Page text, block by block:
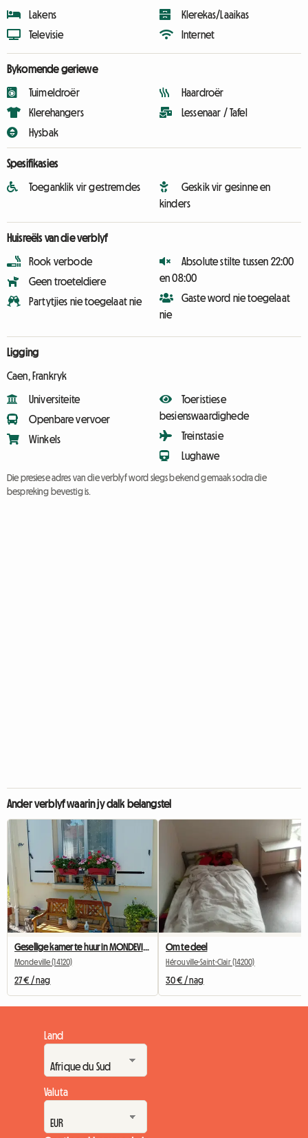
Lakens
Televisie
Klerekas/Laaikas
Internet
Bykomende geriewe
Tuimeldroër
Klerehangers
Hysbak
Haardroër
Lessenaar / Tafel
Spesifikasies
Toeganklik vir gestremdes
Geskik vir gesinne en
kinders
Huisreëls van die verblyf
Rook verbode
Geen troeteldiere
Partytjies nie toegelaat nie
Absolute stilte tussen 22:00
en 08:00
Gaste word nie toegelaat
nie
Ligging
Caen, Frankryk
Universiteite
Openbare vervoer
Winkels
Toeristiese
besienswaardighede
Treinstasie
Lughawe
Die presiese adres van die verblyf word slegs bekend gemaak sodra die
bespreking bevestig is.
Ander verblyf waarin jy dalk belangstel
Gesellige kamer te huur in MONDEVILLE 14 naby CAEN
Mondeville (14120)
27 € / nag
Om te deel
Hérouville-Saint-Clair (14200)
30 € / nag
Land
Valuta